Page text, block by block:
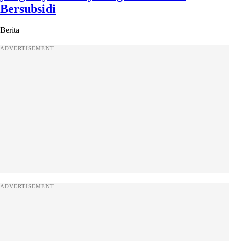
Bersubsidi
Berita
ADVERTISEMENT
ADVERTISEMENT